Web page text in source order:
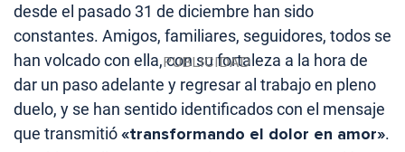
desde el pasado 31 de diciembre han sido
constantes. Amigos, familiares, seguidores, todos se
han volcado con ella, con su fortaleza a la hora de
dar un paso adelante y regresar al trabajo en pleno
duelo, y se han sentido identificados con el mensaje
que transmitió«transformando el dolor en amor».